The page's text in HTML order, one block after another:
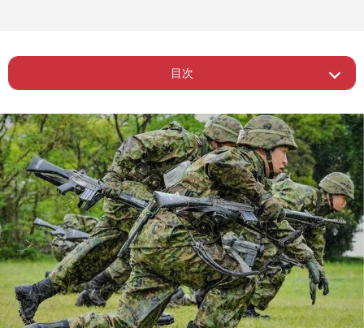
目次
Page 1 ー 「殺意丸出し」自衛隊のロゴ